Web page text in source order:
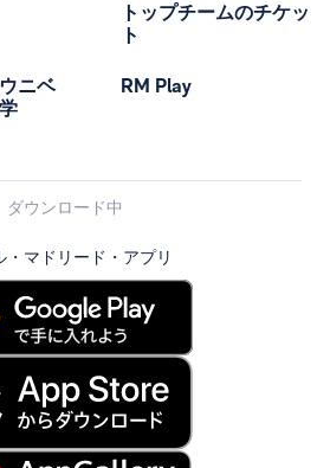
ニベ
トップチームのチケッ
ト
RM Play
ダウンロード中
・マドリード・アプリ